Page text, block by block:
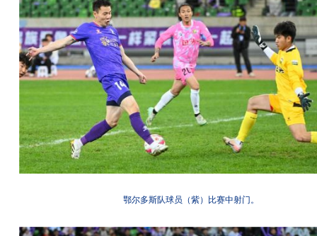
鄂尔多斯队球员（紫）比赛中射门。